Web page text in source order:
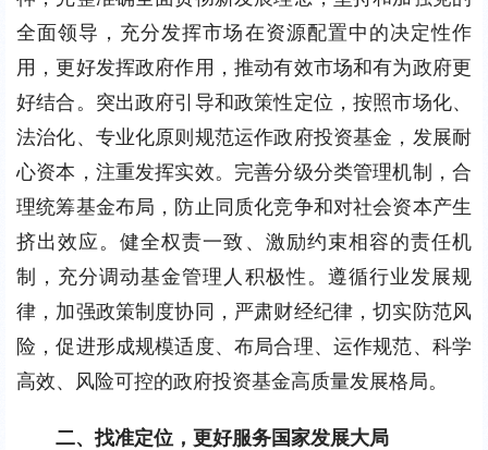
全面领导，充分发挥市场在资源配置中的决定性作
用，更好发挥政府作用，推动有效市场和有为政府更
好结合。突出政府引导和政策性定位，按照市场化、
法治化、专业化原则规范运作政府投资基金，发展耐
心资本，注重发挥实效。完善分级分类管理机制，合
理统筹基金布局，防止同质化竞争和对社会资本产生
挤出效应。健全权责一致、激励约束相容的责任机
制，充分调动基金管理人积极性。遵循行业发展规
律，加强政策制度协同，严肃财经纪律，切实防范风
险，促进形成规模适度、布局合理、运作规范、科学
高效、风险可控的政府投资基金高质量发展格局。
二、找准定位，更好服务国家发展大局